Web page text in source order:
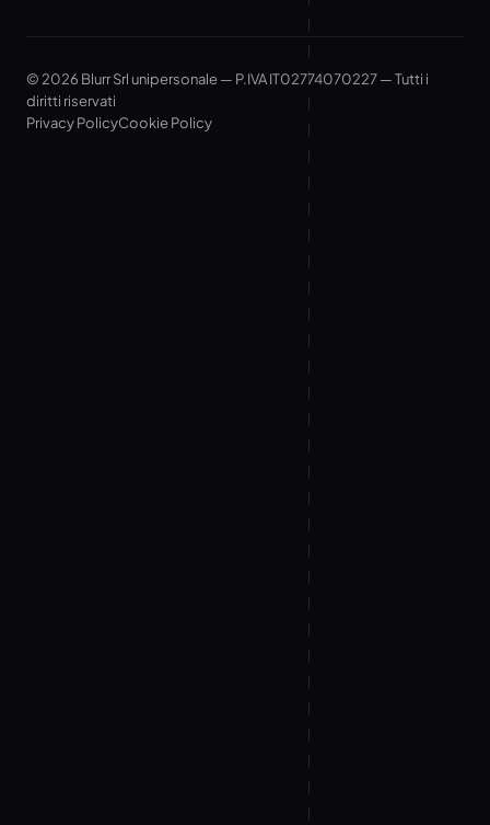
© 2026 Blurr Srl unipersonale — P.IVA IT02774070227 — Tutti i
diritti riservati
Privacy PolicyCookie Policy